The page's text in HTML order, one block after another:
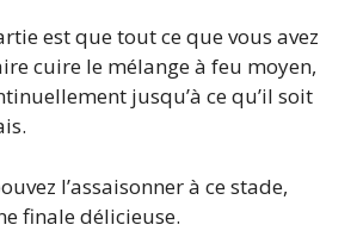
est que tout ce que vous avez
cuire le mélange à feu moyen,
jusqu’à ce qu’il soit
l’assaisonner à ce stade,
finale délicieuse.